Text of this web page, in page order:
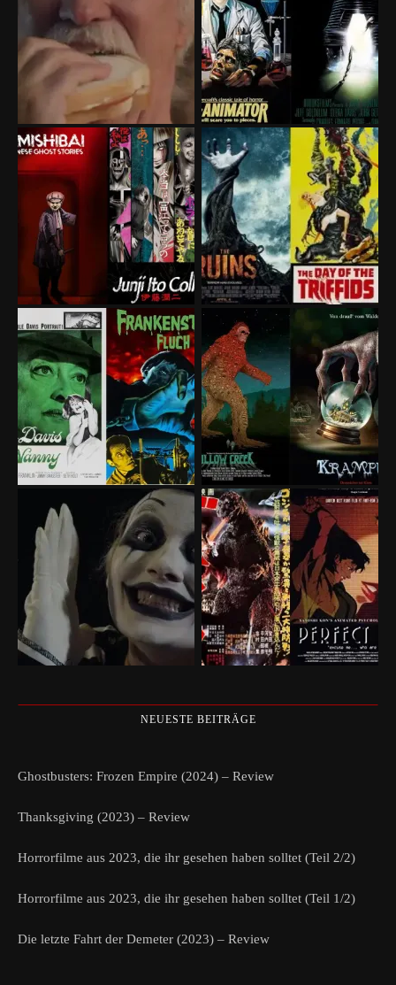
NEUESTE BEITRÄGE
Ghostbusters: Frozen Empire (2024) – Review
Thanksgiving (2023) – Review
Horrorfilme aus 2023, die ihr gesehen haben solltet (Teil 2/2)
Horrorfilme aus 2023, die ihr gesehen haben solltet (Teil 1/2)
Die letzte Fahrt der Demeter (2023) – Review